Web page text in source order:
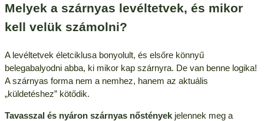
Melyek a szárnyas levéltetvek, és mikor
kell velük számolni?
A levéltetvek életciklusa bonyolult, és elsőre könnyű
belegabalyodni abba, ki mikor kap szárnyra. De van benne logika!
A szárnyas forma nem a nemhez, hanem az aktuális
„küldetéshez” kötődik.
Tavasszal és nyáron szárnyas nőstényekjelennek meg a